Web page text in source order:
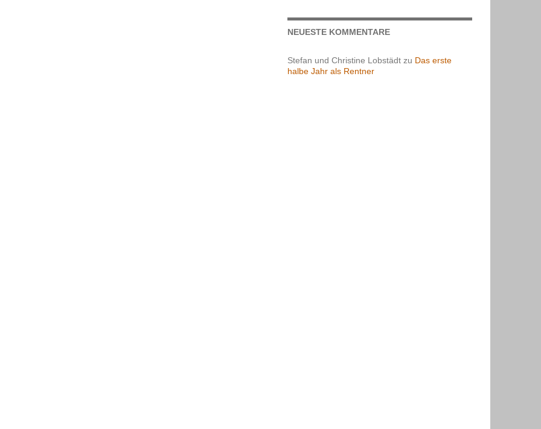
NEUESTE KOMMENTARE
Stefan und Christine Lobstädt zu Das erste
halbe Jahr als Rentner